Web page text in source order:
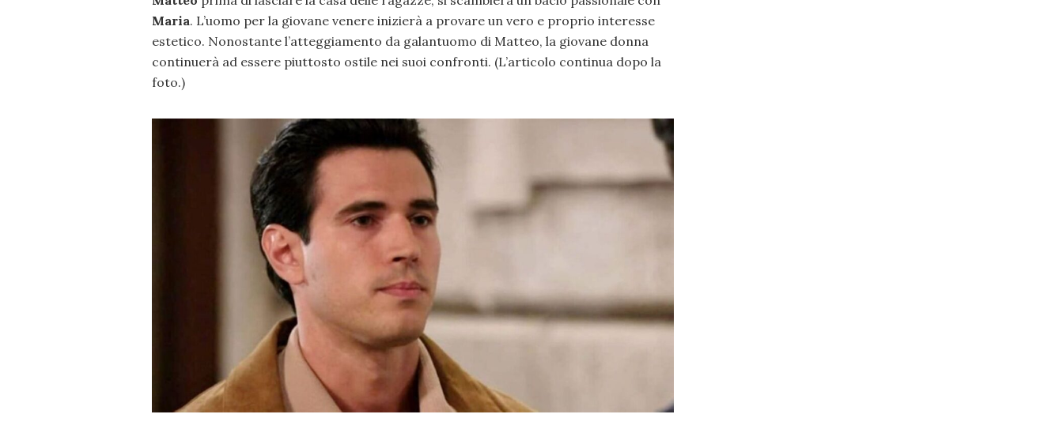
Maria. L’uomo per la giovane venere inizierà a provare un vero e proprio interesse
estetico. Nonostante l’atteggiamento da galantuomo di Matteo, la giovane donna
continuerà ad essere piuttosto ostile nei suoi confronti. (L’articolo continua dopo la
foto.)